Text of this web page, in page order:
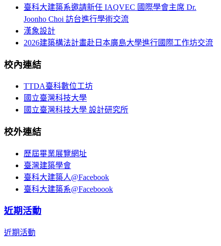
臺科大建築系邀請新任 IAQVEC 國際學會主席 Dr.
Joonho Choi 訪台進行學術交流
漢象設計
2026建築構法計畫赴日本廣島大學進行國際工作坊交流
校內連結
TTDA臺科數位工坊
國立臺灣科技大學
國立臺灣科技大學 設計研究所
校外連結
歷屆畢業展覽網址
臺灣建築學會
臺科大建築人@Facebook
臺科大建築系@Faceboook
近期活動
近期活動